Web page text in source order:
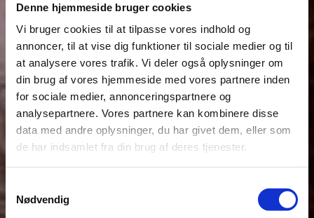
Denne hjemmeside bruger cookies
Vi bruger cookies til at tilpasse vores indhold og
annoncer, til at vise dig funktioner til sociale medier og til
at analysere vores trafik. Vi deler også oplysninger om
din brug af vores hjemmeside med vores partnere inden
for sociale medier, annonceringspartnere og
analysepartnere. Vores partnere kan kombinere disse
data med andre oplysninger, du har givet dem, eller som
de har indsamlet fra din brug af deres tjenester.
Nødvendig